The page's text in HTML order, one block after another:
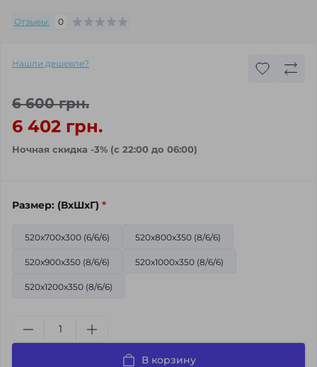
Отзывы: 0
Нашли дешевле?
6 600 грн.
6 402 грн.
Ночная скидка -3% (с 22:00 до 06:00)
Размер: (ВхШхГ) *
520x700x300 (6/6/6) 520x800x350 (8/6/6)
520x900x350 (8/6/6) 520x1000x350 (8/6/6)
520x1200x350 (8/6/6)
В корзину